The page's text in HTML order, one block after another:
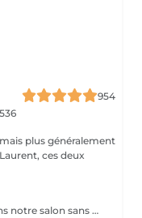
954
plus généralement
ces deux
Cheveux 100% naturels Devis gratuit dans notre salon sans RDV